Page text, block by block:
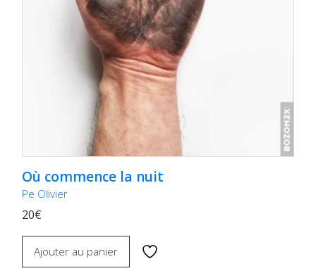
Où commence la nuit
Pe Olivier
20€
Ajouter au panier